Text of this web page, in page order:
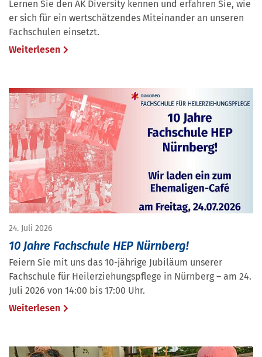
Lernen Sie den AK Diversity kennen und erfahren Sie, wie
er sich für ein wertschätzendes Miteinander an unseren
Fachschulen einsetzt.
Weiterlesen
24. Juli 2026
10 Jahre Fachschule HEP Nürnberg!
Feiern Sie mit uns das 10-jährige Jubiläum unserer
Fachschule für Heilerziehungspflege in Nürnberg – am 24.
Juli 2026 von 14:00 bis 17:00 Uhr.
Weiterlesen